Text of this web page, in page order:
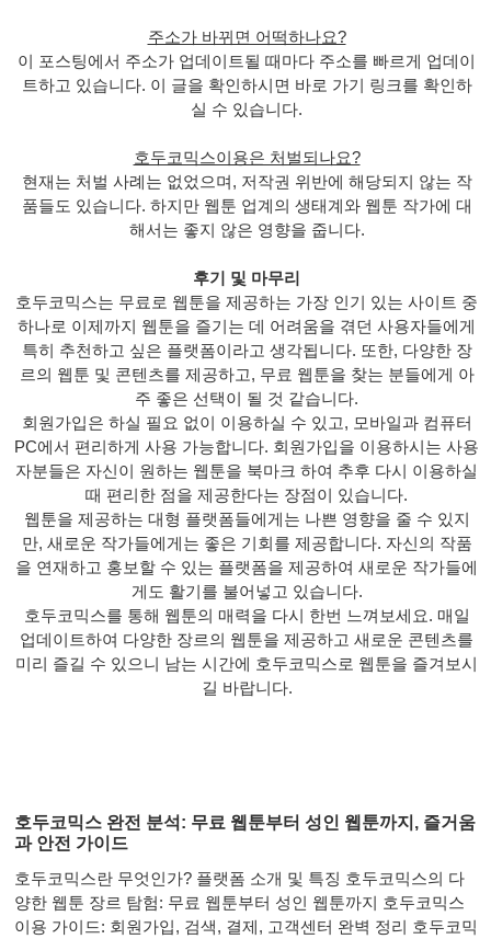
주소가 바뀌면 어떡하나요?
이 포스팅에서 주소가 업데이트될 때마다 주소를 빠르게 업데이
트하고 있습니다. 이 글을 확인하시면 바로 가기 링크를 확인하
실 수 있습니다.
호두코믹스이용은 처벌되나요?
현재는 처벌 사례는 없었으며, 저작권 위반에 해당되지 않는 작
품들도 있습니다. 하지만 웹툰 업계의 생태계와 웹툰 작가에 대
해서는 좋지 않은 영향을 줍니다.
후기 및 마무리
호두코믹스는 무료로 웹툰을 제공하는 가장 인기 있는 사이트 중
하나로 이제까지 웹툰을 즐기는 데 어려움을 겪던 사용자들에게
특히 추천하고 싶은 플랫폼이라고 생각됩니다. 또한, 다양한 장
르의 웹툰 및 콘텐츠를 제공하고, 무료 웹툰을 찾는 분들에게 아
주 좋은 선택이 될 것 같습니다.
회원가입은 하실 필요 없이 이용하실 수 있고, 모바일과 컴퓨터
PC에서 편리하게 사용 가능합니다. 회원가입을 이용하시는 사용
자분들은 자신이 원하는 웹툰을 북마크 하여 추후 다시 이용하실
때 편리한 점을 제공한다는 장점이 있습니다.
웹툰을 제공하는 대형 플랫폼들에게는 나쁜 영향을 줄 수 있지
만, 새로운 작가들에게는 좋은 기회를 제공합니다. 자신의 작품
을 연재하고 홍보할 수 있는 플랫폼을 제공하여 새로운 작가들에
게도 활기를 불어넣고 있습니다.
호두코믹스를 통해 웹툰의 매력을 다시 한번 느껴보세요. 매일
업데이트하여 다양한 장르의 웹툰을 제공하고 새로운 콘텐츠를
미리 즐길 수 있으니 남는 시간에 호두코믹스로 웹툰을 즐겨보시
길 바랍니다.
호두코믹스 완전 분석: 무료 웹툰부터 성인 웹툰까지, 즐거움
과 안전 가이드
호두코믹스란 무엇인가? 플랫폼 소개 및 특징 호두코믹스의 다
양한 웹툰 장르 탐험: 무료 웹툰부터 성인 웹툰까지 호두코믹스
이용 가이드: 회원가입, 검색, 결제, 고객센터 완벽 정리 호두코믹